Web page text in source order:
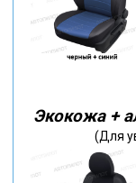
Экокожа +
(Для